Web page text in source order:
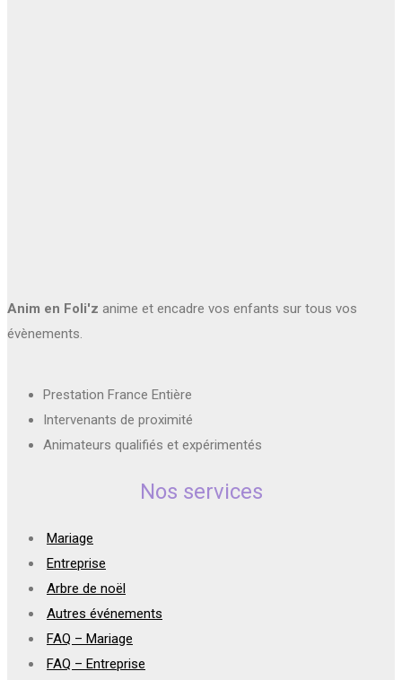
Anim en Foli'z anime et encadre vos enfants sur tous vos
évènements.
Prestation France Entière
Intervenants de proximité
Animateurs qualifiés et expérimentés
Nos services
Mariage
Entreprise
Arbre de noël
Autres événements
FAQ – Mariage
FAQ – Entreprise